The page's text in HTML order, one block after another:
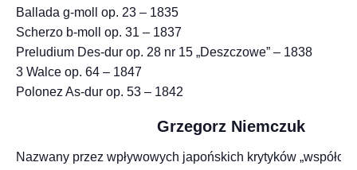
Ballada g-moll op. 23 – 1835
Scherzo b-moll op. 31 – 1837
Preludium Des-dur op. 28 nr 15 „Deszczowe” – 1838
3 Walce op. 64 – 1847
Polonez As-dur op. 53 – 1842
Grzegorz Niemczuk
Nazwany przez wpływowych japońskich krytyków